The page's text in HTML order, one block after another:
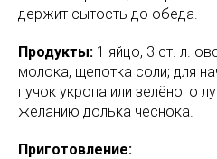
держит сытость до обеда.
Продукты: 1 яйцо, 3 ст. л.
молока, щепотка соли; для
пучок укропа или зелёного
желанию долька чеснока.
Приготовление: